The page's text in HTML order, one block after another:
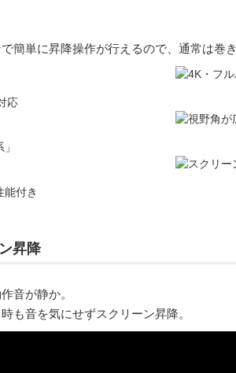
簡単に昇降操作が行えるので、通常は
応
能付き
昇降
音が静か。
も音を気にせずスクリーン昇降。